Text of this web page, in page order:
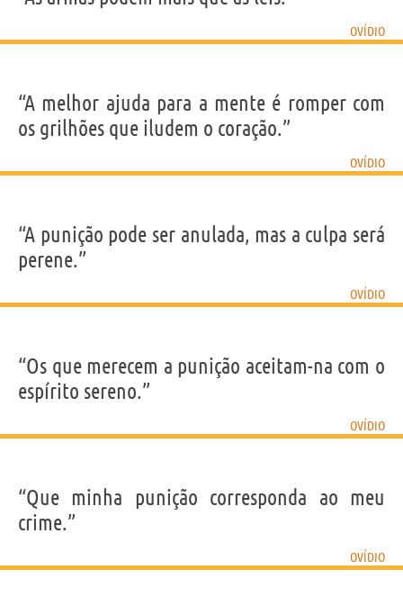
OVÍDIO
“A melhor ajuda para a mente é romper com
os grilhões que iludem o coração.”
OVÍDIO
“A punição pode ser anulada, mas a culpa será
perene.”
OVÍDIO
“Os que merecem a punição aceitam-na com o
espírito sereno.”
OVÍDIO
“Que minha punição corresponda ao meu
crime.”
OVÍDIO